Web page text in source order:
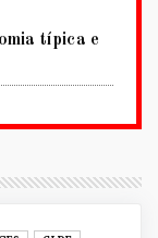
típica e